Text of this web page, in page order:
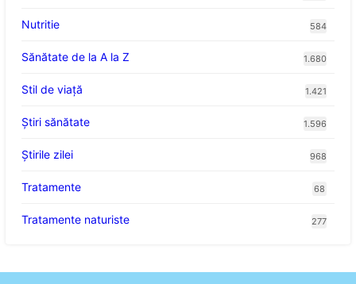
Nutritie 584
Sănătate de la A la Z 1.680
Stil de viaţă 1.421
Ştiri sănătate 1.596
Știrile zilei 968
Tratamente 68
Tratamente naturiste 277